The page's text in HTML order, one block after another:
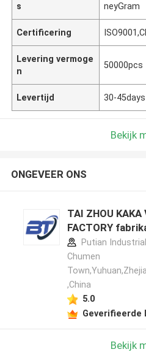
s
neyGram
Certificering
Levering vermoge
n
50000pcs
Levertijd 30-45days
Bekijk
ONGEVEER ONS
TAI ZHOU KAKA
FACTORY
Putian
Chumen
,China
5.0
Geverifieerde
Bekijk